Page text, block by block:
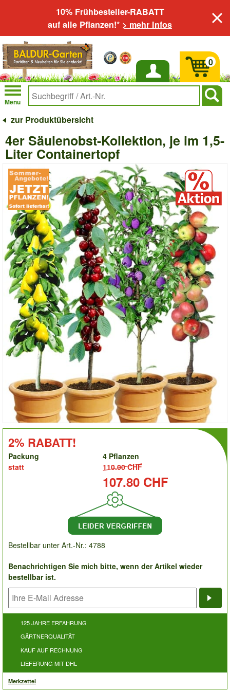
10% Frühbesteller-RABATT
auf alle Pflanzen!* > mehr Infos
Anmelden
Menu
0
zur Produktübersicht
4er Säulenobst-Kollektion, je im 1,5-
Liter Containertopf
order
RABATT!:
2% RABATT!
Packung
4 Pflanzen
statt
110.00 CHF
107.80 CHF
Bestellbar unter Art.-Nr.: 4788
Benachrichtigen Sie mich bitte, wenn der Artikel wieder
bestellbar ist.
125 JAHRE ERFAHRUNG
GÄRTNERQUALITÄT
KAUF AUF RECHNUNG
LIEFERUNG MIT DHL
Merkzettel